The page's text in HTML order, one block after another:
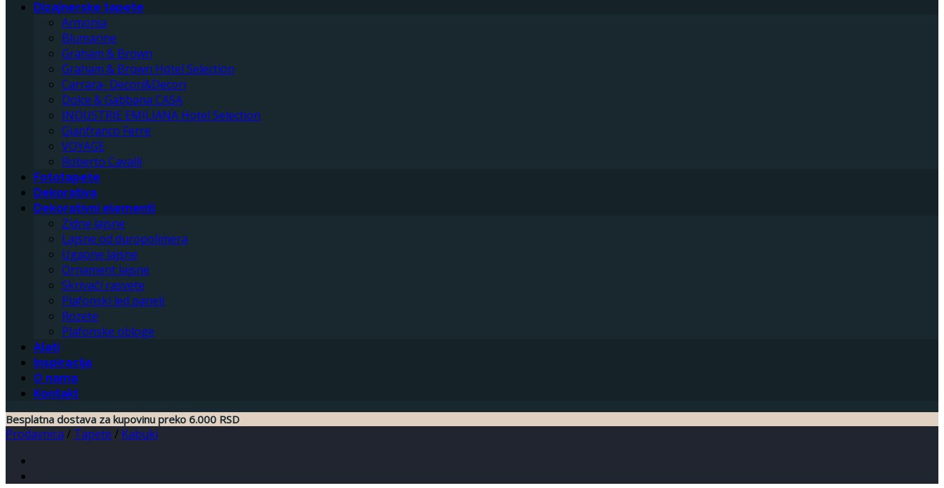
Dizajnerske tapete
Armonia
Blumarine
Graham & Brown
Graham & Brown Hotel Selection
Carrara- Decori&Decori
Dolce & Gabbana CASA
INDUSTRIE EMILIANA Hotel Selection
Gianfranco Ferre
VOYAGE
Roberto Cavalli
Fototapete
Dekorativa
Dekorativni elementi
Zidne lajsne
Lajsne od duropolimera
Ugaone lajsne
Ornament lajsne
Skrivači rasvete
Plafonski led paneli
Rozete
Plafonske obloge
Alati
Inspiracija
O nama
Kontakt
Besplatna dostava za kupovinu preko 6.000 RSD
Prodavnica / Tapete / Kabuki